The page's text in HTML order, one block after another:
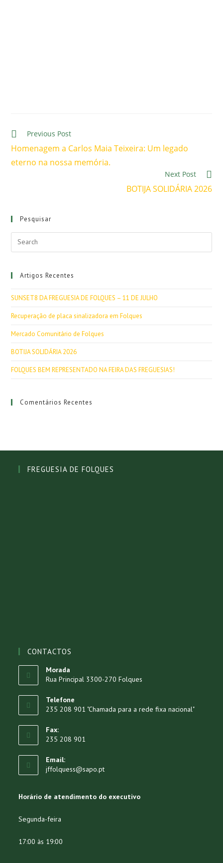
Previous Post
Homenagem a Carlos Maia Teixeira: Um legado
eterno na nossa memória.
Next Post
BOTIJA SOLIDÁRIA 2026
Pesquisar
Artigos Recentes
SUNSET8 DA FREGUESIA DE FOLQUES – 11 DE JULHO
Recuperação de placa sinalizadora em Folques
Mercado Comunitário de Folques
BOTIJA SOLIDÁRIA 2026
FOLQUES BEM REPRESENTADO NA FEIRA DAS FREGUESIAS!
Comentários Recentes
FREGUESIA DE FOLQUES
CONTACTOS
Morada
Rua Principal 3300-270 Folques
Telefone
235 208 901 "Chamada para a rede fixa nacional"
Fax:
235 208 901
Email:
jffolquess@sapo.pt
Horário de atendimento do executivo
Segunda-feira
17:00 às 19:00